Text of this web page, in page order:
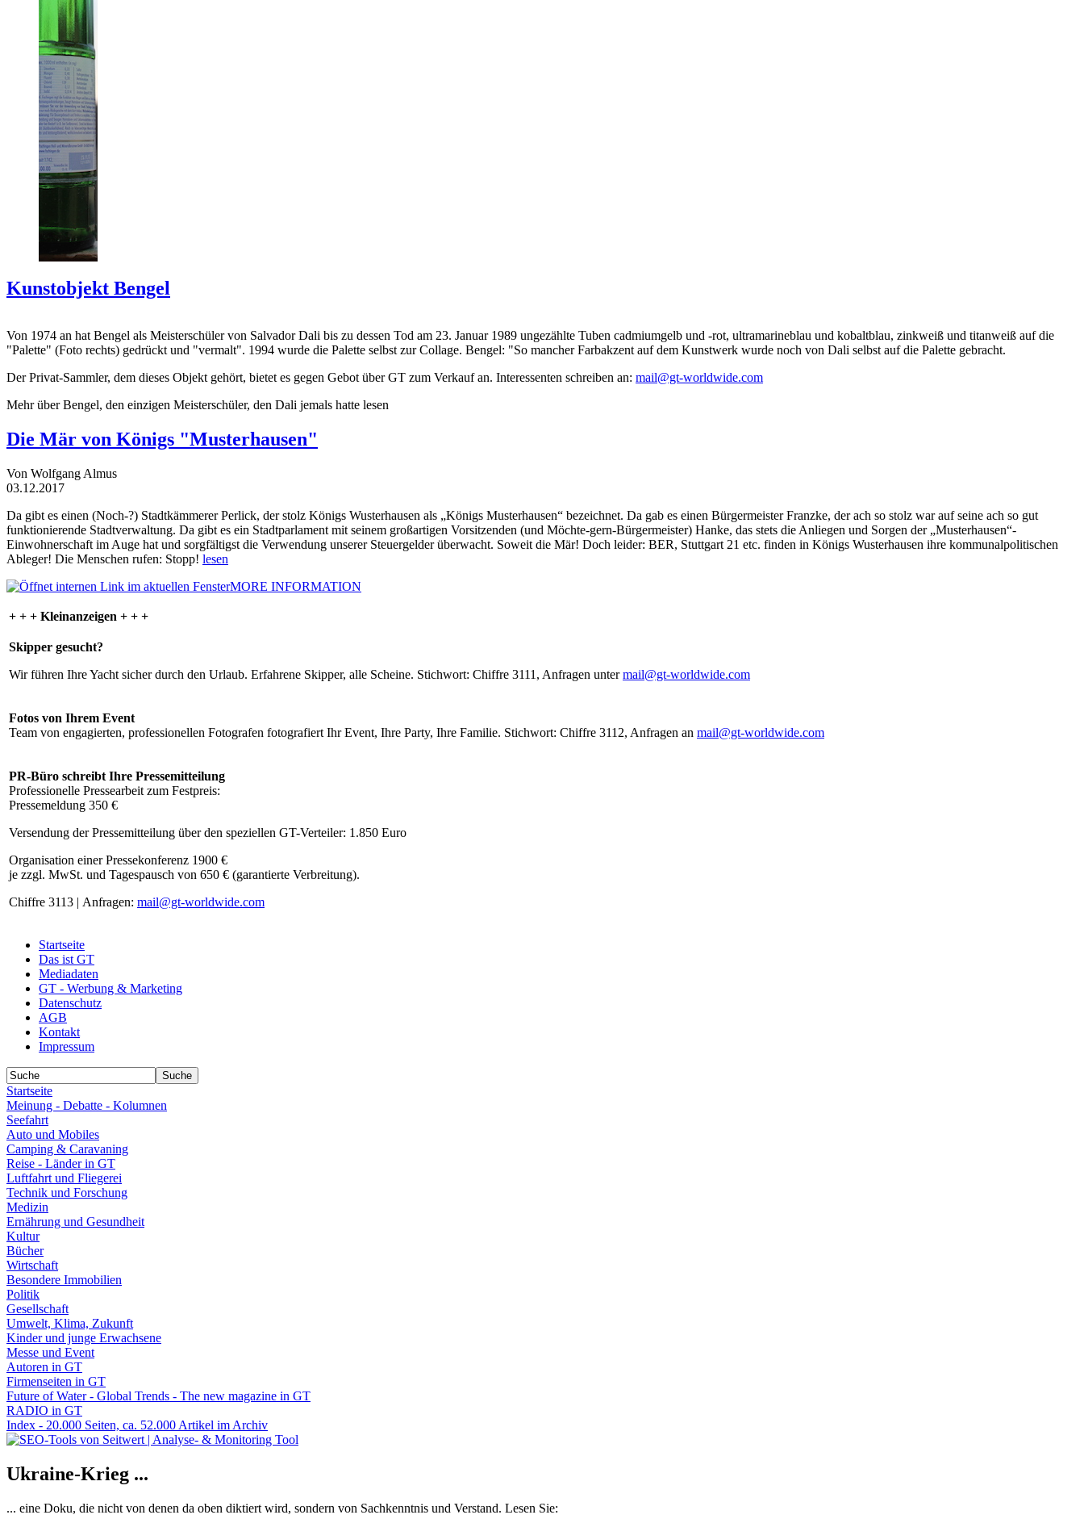
Kunstobjekt Bengel
Von 1974 an hat Bengel als Meisterschüler von Salvador Dali bis zu dessen Tod am 23. Januar 1989 ungezählte Tuben cadmiumgelb und -rot, ultramarineblau und kobaltblau, zinkweiß und titanweiß auf die
"Palette" (Foto rechts) gedrückt und "vermalt". 1994 wurde die Palette selbst zur Collage. Bengel: "So mancher Farbakzent auf dem Kunstwerk wurde noch von Dali selbst auf die Palette gebracht.
Der Privat-Sammler, dem dieses Objekt gehört, bietet es gegen Gebot über GT zum Verkauf an. Interessenten schreiben an: mail@gt-worldwide.com
Mehr über Bengel, den einzigen Meisterschüler, den Dali jemals hatte lesen
Die Mär von Königs "Musterhausen"
Von Wolfgang Almus
03.12.2017
Da gibt es einen (Noch-?) Stadtkämmerer Perlick, der stolz Königs Wusterhausen als „Königs Musterhausen“ bezeichnet. Da gab es einen Bürgermeister Franzke, der ach so stolz war auf seine ach so gut
funktionierende Stadtverwaltung. Da gibt es ein Stadtparlament mit seinem großartigen Vorsitzenden (und Möchte-gern-Bürgermeister) Hanke, das stets die Anliegen und Sorgen der „Musterhausen“-
Einwohnerschaft im Auge hat und sorgfältigst die Verwendung unserer Steuergelder überwacht. Soweit die Mär! Doch leider: BER, Stuttgart 21 etc. finden in Königs Wusterhausen ihre kommunalpolitischen
Ableger! Die Menschen rufen: Stopp! lesen
MORE INFORMATION
+ + + Kleinanzeigen + + +
Skipper gesucht?
Wir führen Ihre Yacht sicher durch den Urlaub. Erfahrene Skipper, alle Scheine. Stichwort: Chiffre 3111, Anfragen untermail@gt-worldwide.com
Fotos von Ihrem Event
Team von engagierten, professionellen Fotografen fotografiert Ihr Event, Ihre Party, Ihre Familie. Stichwort: Chiffre 3112, Anfragen an mail@gt-worldwide.com
PR-Büro schreibt Ihre Pressemitteilung
Professionelle Pressearbeit zum Festpreis:
Pressemeldung 350 €
Versendung der Pressemitteilung über den speziellen GT-Verteiler: 1.850 Euro
Organisation einer Pressekonferenz 1900 €
je zzgl. MwSt. und Tagespausch von 650 € (garantierte Verbreitung).
Chiffre 3113 | Anfragen: mail@gt-worldwide.com
Startseite
Das ist GT
Mediadaten
GT - Werbung & Marketing
Datenschutz
AGB
Kontakt
Impressum
Startseite
Meinung - Debatte - Kolumnen
Seefahrt
Auto und Mobiles
Camping & Caravaning
Reise - Länder in GT
Luftfahrt und Fliegerei
Technik und Forschung
Medizin
Ernährung und Gesundheit
Kultur
Bücher
Wirtschaft
Besondere Immobilien
Politik
Gesellschaft
Umwelt, Klima, Zukunft
Kinder und junge Erwachsene
Messe und Event
Autoren in GT
Firmenseiten in GT
Future of Water - Global Trends - The new magazine in GT
RADIO in GT
Index - 20.000 Seiten, ca. 52.000 Artikel im Archiv
Ukraine-Krieg ...
... eine Doku, die nicht von denen da oben diktiert wird, sondern von Sachkenntnis und Verstand. Lesen Sie: